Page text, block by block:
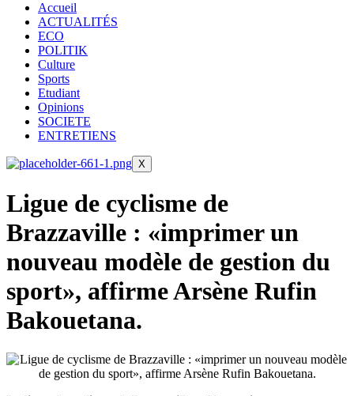
Accueil
ACTUALITÉS
ECO
POLITIK
Culture
Sports
Etudiant
Opinions
SOCIETE
ENTRETIENS
X
Ligue de cyclisme de
Brazzaville : «imprimer un
nouveau modèle de gestion du
sport», affirme Arsène Rufin
Bakouetana.